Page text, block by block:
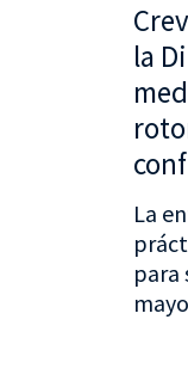
la
La
para